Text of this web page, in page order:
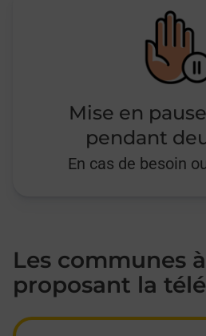
Mise en
pendant
En cas de besoin
Les communes
proposant la